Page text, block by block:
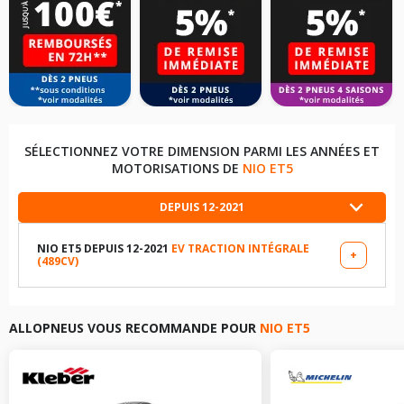
SÉLECTIONNEZ VOTRE DIMENSION PARMI LES ANNÉES ET
MOTORISATIONS DE NIO ET5
DEPUIS 12-2021
NIO ET5 DEPUIS 12-2021 EV TRACTION INTÉGRALE
(489CV)
+
EV TRACTION INTÉGRALE (489CV)
ALLOPNEUS VOUS RECOMMANDE POUR NIO ET5